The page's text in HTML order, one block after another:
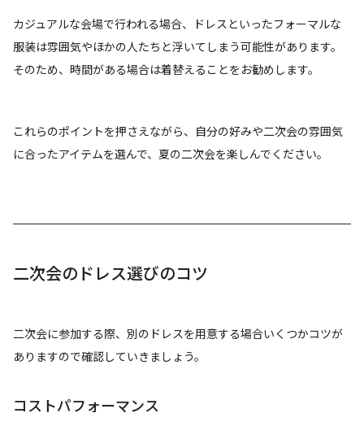
カジュアルな会場で行われる場合、ドレスといったフォーマルな
服装は雰囲気やほかの人たちと浮いてしまう可能性があります。
そのため、時間がある場合は着替えることをお勧めします。
これらのポイントを押さえながら、自分の好みや二次会の雰囲気
に合ったアイテムを選んで、夏の二次会を楽しんでください。
二次会のドレス選びのコツ
二次会に参加する際、別のドレスを用意する場合いくつかコツが
ありますので確認していきましょう。
コストパフォーマンス